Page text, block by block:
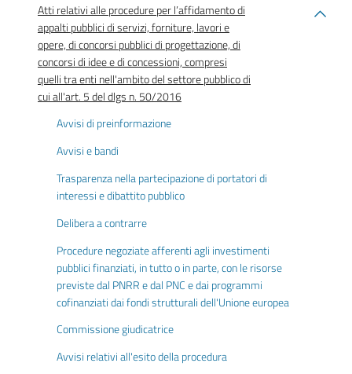
Atti relativi alle procedure per l’affidamento di
appalti pubblici di servizi, forniture, lavori e
opere, di concorsi pubblici di progettazione, di
concorsi di idee e di concessioni, compresi
quelli tra enti nell'ambito del settore pubblico di
cui all'art. 5 del dlgs n. 50/2016
Avvisi di preinformazione
Avvisi e bandi
Trasparenza nella partecipazione di portatori di
interessi e dibattito pubblico
Delibera a contrarre
Procedure negoziate afferenti agli investimenti
pubblici finanziati, in tutto o in parte, con le risorse
previste dal PNRR e dal PNC e dai programmi
cofinanziati dai fondi strutturali dell'Unione europea
Commissione giudicatrice
Avvisi relativi all'esito della procedura